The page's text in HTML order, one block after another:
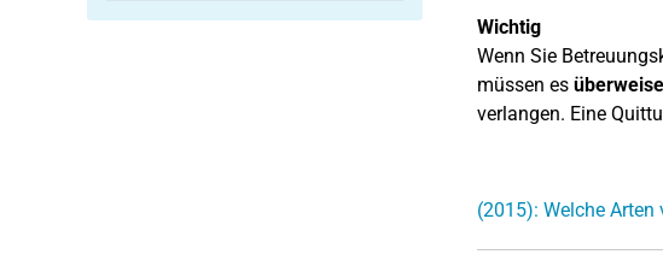
Wichtig
Wenn Sie
müssen es
verlangen. Eine
(2015): Welche